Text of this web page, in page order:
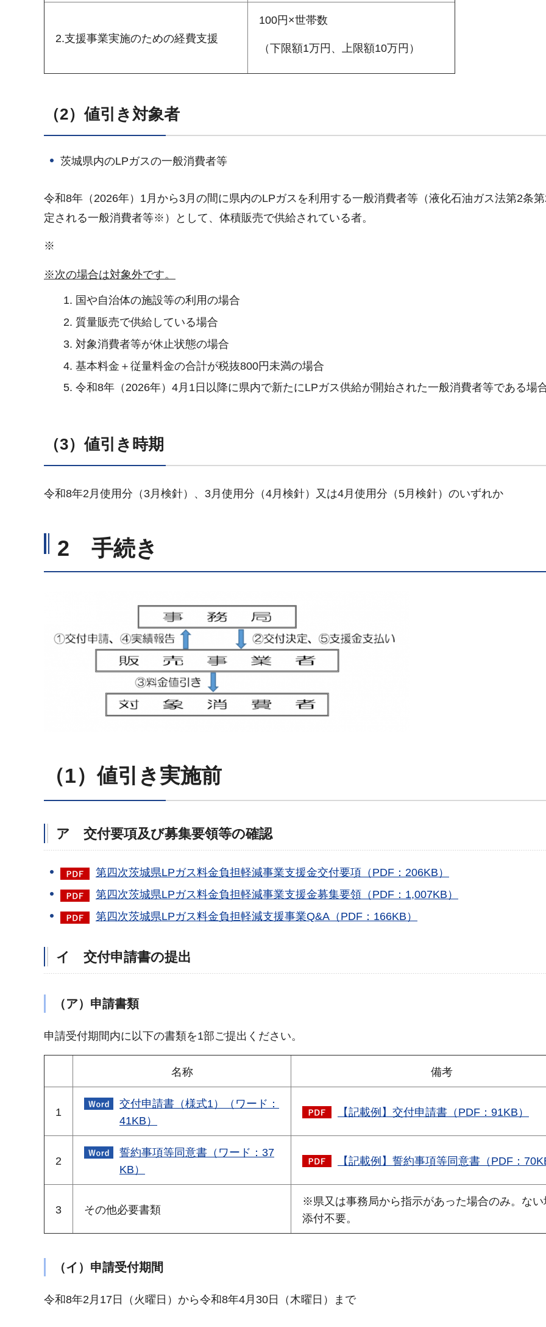
2.支援事業実施のための経費支援
100円×世帯数
（下限額1万円、上限額10万円）
（2）値引き対象者
茨城県内のLPガスの一般消費者等
令和8年（2026年）1月から3月の間に県内のLPガスを利用する一般消費者等（液化石油ガス法第2条
定される一般消費者等※）として、体積販売で供給されている者。
※
※次の場合は対象外です。
国や自治体の施設等の利用の場合
質量販売で供給している場合
対象消費者等が休止状態の場合
基本料金＋従量料金の合計が税抜800円未満の場合
令和8年（2026年）4月1日以降に県内で新たにLPガス供給が開始された一般消費者等である場
（3）値引き時期
令和8年2月使用分（3月検針）、3月使用分（4月検針）又は4月使用分（5月検針）のいずれか
2 手続き
（1）値引き実施前
ア 交付要項及び募集要領等の確認
第四次茨城県LPガス料金負担軽減事業支援金交付要項（PDF：206KB）
第四次茨城県LPガス料金負担軽減事業支援金募集要領（PDF：1,007KB）
第四次茨城県LPガス料金負担軽減支援事業Q&A（PDF：166KB）
イ 交付申請書の提出
（ア）申請書類
申請受付期間内に以下の書類を1部ご提出ください。
名称 備考
1
交付申請書（様式1）（ワード：
41KB）
【記載例】交付申請書（PDF：91KB）
2
誓約事項等同意書（ワード：37
KB）
【記載例】誓約事項等同意書（PDF：
3 その他必要書類
※県又は事務局から指示があった場合のみ。ない
添付不要。
（イ）申請受付期間
令和8年2月17日（火曜日）から令和8年4月30日（木曜日）まで